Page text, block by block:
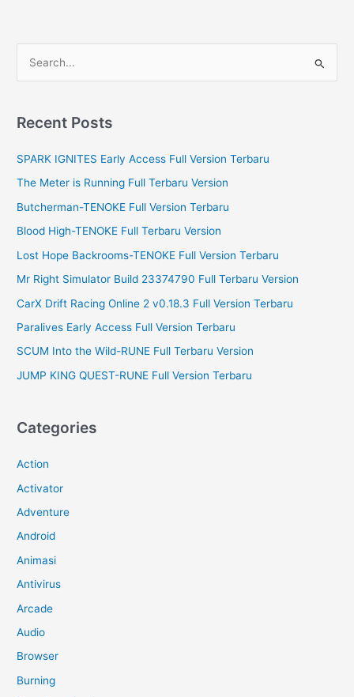
r
h
f
o
Recent Posts
SPARK IGNITES Early Access Full Version Terbaru
The Meter is Running Full Terbaru Version
Butcherman-TENOKE Full Version Terbaru
Blood High-TENOKE Full Terbaru Version
Lost Hope Backrooms-TENOKE Full Version Terbaru
Mr Right Simulator Build 23374790 Full Terbaru Version
CarX Drift Racing Online 2 v0.18.3 Full Version Terbaru
Paralives Early Access Full Version Terbaru
SCUM Into the Wild-RUNE Full Terbaru Version
JUMP KING QUEST-RUNE Full Version Terbaru
Categories
Action
Activator
Adventure
Android
Animasi
Antivirus
Arcade
Audio
Browser
Burning